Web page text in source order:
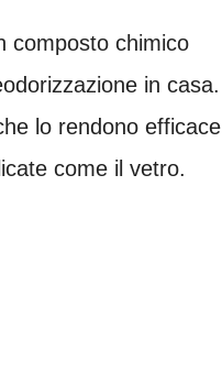
composto chimico
in casa.
lo rendono efficace
come il vetro.